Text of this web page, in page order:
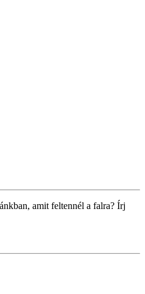
amit feltennél a falra? Írj